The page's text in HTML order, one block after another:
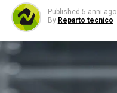
Published 5 anni ago
By Reparto tecnico